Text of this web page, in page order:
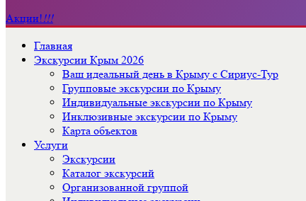
Акции!!!!
Главная
Экскурсии Крым 2026
Ваш идеальный день в Крыму с Сириус-Тур
Групповые экскурсии по Крыму
Индивидуальные экскурсии по Крыму
Инклюзивные экскурсии по Крыму
Карта объектов
Услуги
Экскурсии
Каталог экскурсий
Организованной группой